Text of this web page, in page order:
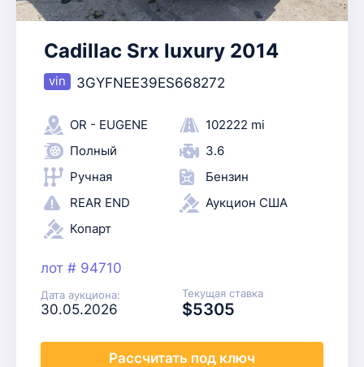
Cadillac Srx luxury 2014
3GYFNEE39ES668272
OR - EUGENE
102222 mi
Полный
3.6
Ручная
Бензин
REAR END
Аукцион США
Копарт
лот # 94710
Дата аукциона:
30.05.2026
Текущая ставка
$5305
Рассчитать под ключ